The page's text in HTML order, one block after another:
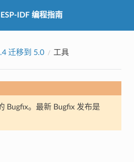
ESP-IDF 编程指南
迁移到 5.0 工具
Bugfix。最新 Bugfix 发布是